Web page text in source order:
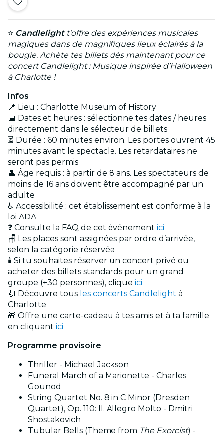
⭐ Candlelightt'offre des expériences musicales
magiques dans de magnifiques lieux éclairés à la
bougie. Achète tes billets dès maintenant pour ce
concert Candlelight : Musique inspirée d’Halloween
à Charlotte !
Infos
📍 Lieu : Charlotte Museum of History
📅 Dates et heures : sélectionne tes dates / heures
directement dans le sélecteur de billets
⏳ Durée : 60 minutes environ. Les portes ouvrent 45
minutes avant le spectacle. Les retardataires ne
seront pas permis
👤 Âge requis : à partir de 8 ans. Les spectateurs de
moins de 16 ans doivent être accompagné par un
adulte
♿ Accessibilité : cet établissement est conforme à la
loi ADA
❓ Consulte la FAQ de cet événement ici
🪑 Les places sont assignées par ordre d’arrivée,
selon la catégorie réservée
🕯️ Si tu souhaites réserver un concert privé ou
acheter des billets standards pour un grand
groupe (+30 personnes), clique ici
🎻 Découvre tous les concerts Candlelight à
Charlotte
🎁 Offre une carte-cadeau à tes amis et à ta famille
en cliquant ici
Programme provisoire
Thriller - Michael Jackson
Funeral March of a Marionette - Charles
Gounod
String Quartet No. 8 in C Minor (Dresden
Quartet), Op. 110: II. Allegro Molto - Dmitri
Shostakovich
Tubular Bells (Theme from The Exorcist) -